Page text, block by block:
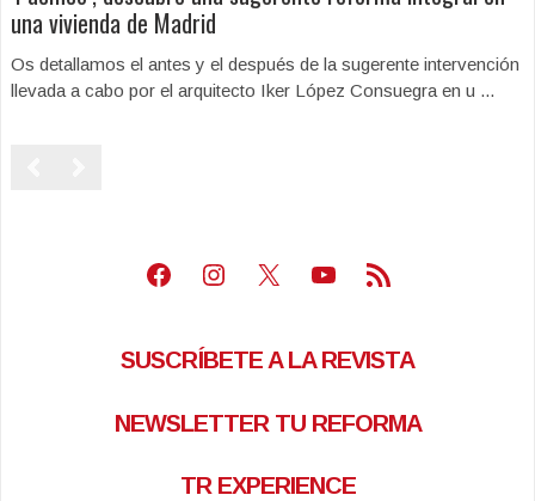
una vivienda de Madrid
Os detallamos el antes y el después de la sugerente intervención
llevada a cabo por el arquitecto Iker López Consuegra en u ...
Facebook
Instagram
X Youtube
Feed RSS
SUSCRÍBETE A LA REVISTA
NEWSLETTER TU REFORMA
TR EXPERIENCE